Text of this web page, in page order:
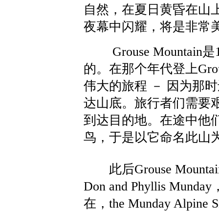
自然，在夏日黄昏在山
夜幕中闪耀，将是非常
Grouse Mountain是
的。在那个年代登上
伟大的旅程 － 因为那
达山底。旅行者们需要
到达目的地。在途中他
鸟，于是以它命名此山
此后Grouse
Don and Phyllis
在，the Munday Alpine